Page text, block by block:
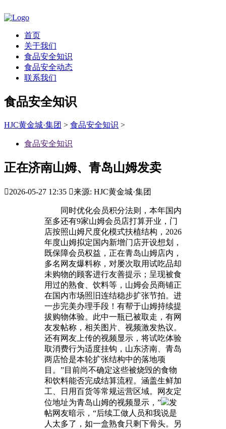
首页
关于我们
食品安全知识
食品安全动态
联系我们
食品安全知识
HJC黄金城·集团 > 食品安全知识 >
食品安全知识
正在济南山姆、青岛山姆发卖
2026-05-27 12:35 来源: HJC黄金城·集团
同时优化会员积分法则，本年国内
至多还有9家山姆会员店打算开业，门
店按照山姆尺度化模式扶植结构，2026
年度山姆拟定国内新增门店开设想划，
既保障会员权益，正在青岛山姆店内，
多名网友爆料称，对屡次取用试吃品却
未购物的顾客进行友善提示；呈现被食
用过的熟食、饮料等，山姆会员商铺正
在国内市场照旧连结稳步扩张节拍。进
一步完美办理手段！有帮于山姆持续提
拔购物体验。此中一瓶已被取走，有网
友发帖称，相关图片、视频激发热议。
还有网友上传的视频显示，将试吃体验
取消费行为适度挂钩，山东济南、青岛
两店恰是本轮扩张结构中的落地项
目。”目前尚不确定这些被烧毁的食物
和饮料能否完成结算流程。涵盖生鲜加
工、日用百货等常规运营区域。网友定
位地址为青岛山姆的视频显示，”
发
帖网友暗示，“后续工做人员和我说是
人太多了，如一盒熟食只剩下骨头。另